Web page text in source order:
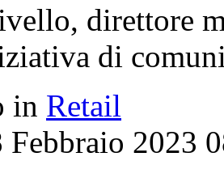
direttore
di
in Retail
Febbraio 2023